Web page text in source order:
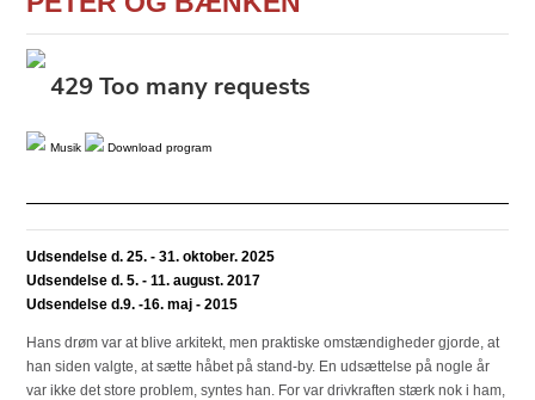
Musik Download program
Udsendelse d. 25. - 31. oktober. 2025
Udsendelse d. 5. - 11. august. 2017
Udsendelse d.9. -16. maj - 2015
Hans drøm var at blive arkitekt, men praktiske omstændigheder gjorde, at
han siden valgte, at sætte håbet på stand-by. En udsættelse på nogle år
var ikke det store problem, syntes han. For var drivkraften stærk nok i ham,